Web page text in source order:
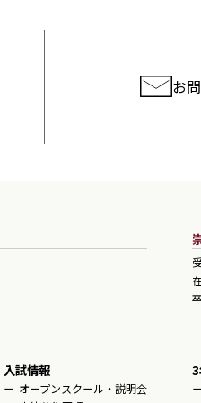
お
入試情報
オープンスクール・説明会